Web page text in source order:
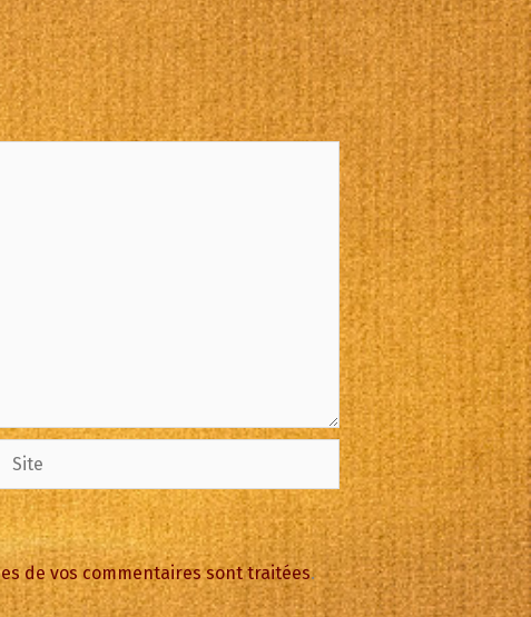
de vos commentaires sont traitées.